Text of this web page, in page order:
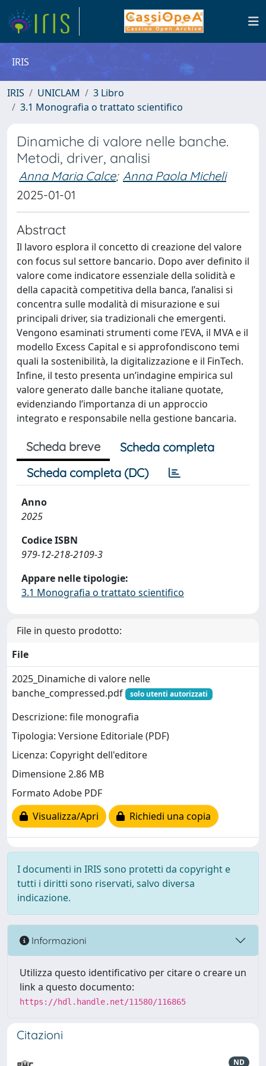
IRIS
IRIS UNICLAM
3 Libro
3.1 Monografia o trattato scientifico
Dinamiche di valore nelle banche.
Metodi, driver, analisi
Anna Maria Calce; Anna Paola Micheli
2025-01-01
Abstract
Il lavoro esplora il concetto di creazione del valore
con focus sul settore bancario. Dopo aver definito il
valore come indicatore essenziale della solidità e
della capacità competitiva della banca, l’analisi si
concentra sulle modalità di misurazione e sui
principali driver, sia tradizionali che emergenti.
Vengono esaminati strumenti come l’EVA, il MVA e il
modello Excess Capital e si approfondiscono temi
quali la sostenibilità, la digitalizzazione e il FinTech.
Infine, il testo presenta un’indagine empirica sul
valore generato dalle banche italiane quotate,
evidenziando l’importanza di un approccio
integrato e responsabile nella gestione bancaria.
Scheda breve
Scheda completa
Scheda completa (DC)
Anno
2025
Codice ISBN
979-12-218-2109-3
Appare nelle tipologie:
3.1 Monografia o trattato scientifico
File in questo prodotto:
File
2025_Dinamiche di valore nelle
banche_compressed.pdf
solo utenti autorizzati
Descrizione: file monografia
Tipologia: Versione Editoriale (PDF)
Licenza: Copyright dell'editore
Dimensione 2.86 MB
Formato Adobe PDF
Visualizza/Apri
Richiedi una copia
I documenti in IRIS sono protetti da copyright e
tutti i diritti sono riservati, salvo diversa
indicazione.
Informazioni
Utilizza questo identificativo per citare o creare un
link a questo documento:
https://hdl.handle.net/11580/116865
Citazioni
ND